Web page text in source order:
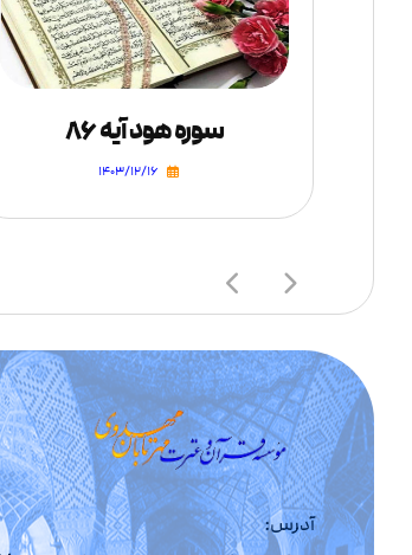
سوره هود آیه ۸۶
۱۴۰۳/۱۲/۱۶
آدرس: